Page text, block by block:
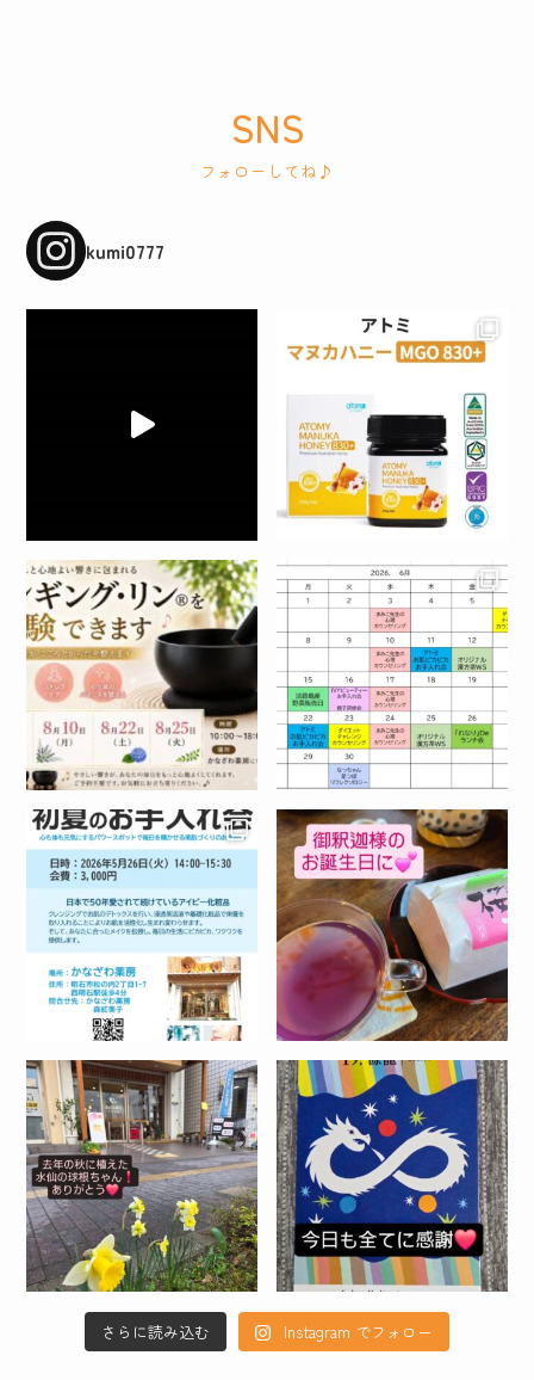
SNS
フォローしてね♪
kumi0777
さらに読み込む Instagram でフォロー